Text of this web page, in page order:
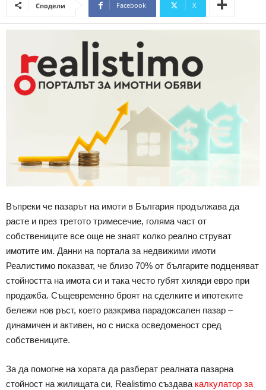
Сподели Facebook X
Въпреки че пазарът на имоти в България продължава да
расте и през третото тримесечие, голяма част от
собствениците все още не знаят колко реално струват
имотите им. Данни на портала за недвижими имоти
Реалистимо показват, че близо 70% от българите подценяват
стойността на имота си и така често губят хиляди евро при
продажба. Същевременно броят на сделките и ипотеките
бележи нов ръст, което разкрива парадоксален пазар –
динамичен и активен, но с ниска осведоменост сред
собствениците.
За да помогне на хората да разберат реалната пазарна
стойност на жилищата си, Realistimo създава калкулатор за